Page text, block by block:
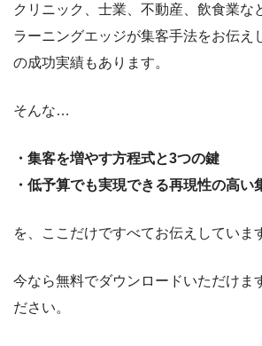
クリニック、士業、不動産、飲食業な
ラーニングエッジが集客手法をお伝え
の成功実績もあります。
そんな…
・集客を増やす方程式と3つの鍵
・低予算でも実現できる再現性の高い
を、ここだけですべてお伝えしていま
今なら無料でダウンロードいただけま
ださい。